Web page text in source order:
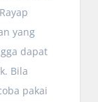
yang
dapat
Bila
pakai